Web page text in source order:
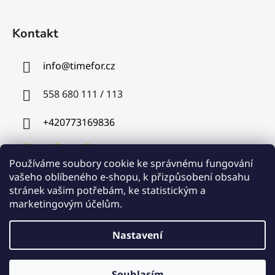
Používáme soubory cookie ke správnému fungování
vašeho oblíbeného e-shopu, k přizpůsobení obsahu
stránek vašim potřebám, ke statistickým a
marketingovým účelům.
Nastavení
Kontakt
info@timefor.cz
558 680 111 / 113
+420773169836
Instagram
Vytvořil Shoptet